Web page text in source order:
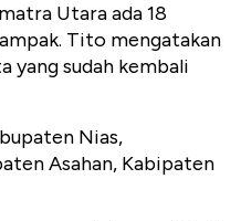
Utara ada 18
Tito mengatakan
yang sudah kembali
Nias,
Asahan, Kabipaten